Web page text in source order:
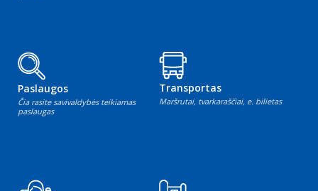
Paslaugos
Čia rasite savivaldybės teikiamas
paslaugas
Transportas
Maršrutai, tvarkaraščiai, e. bilietas